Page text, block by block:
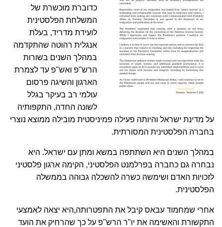
כדוברת מוכשרת של
המשלחת הפלסטינית
לועידת מדריד, בעלת
אנגלית רהוטה שהתקדמה
במהלך השנים בשורות
הרש"פ ואש"פ עד לצמרת
הארגון והשיגה פרסום
עולמי רב בעיקר בגלל
לשונה החדה, התקפותיה
על מדינת ישראל והיותה פעילה פמיניסטית מובילה ממוצא נוצרי
בחברה הפלסטינית המסורתית.
במהלך השנים היא השתתפה במשא ומתן עם ישראל. היא
נבחרה גם כחברה בפרלמנט הפלסטיני, הקימה ארגון פלסטיני
לזכויות האדם ושימשה כשרה להשכלה גבוהה בממשלה
הפלסטינית.
אחרי שמחמוד עבאס קיבל את התפטרותה,היא יצאה לאמצעי
התקשורת והאשימה את יו"ר הרש"פ על כך שהרחיק את הועד